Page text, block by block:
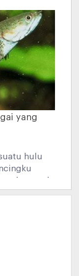
lama
yang
hulu
tengah
sawah